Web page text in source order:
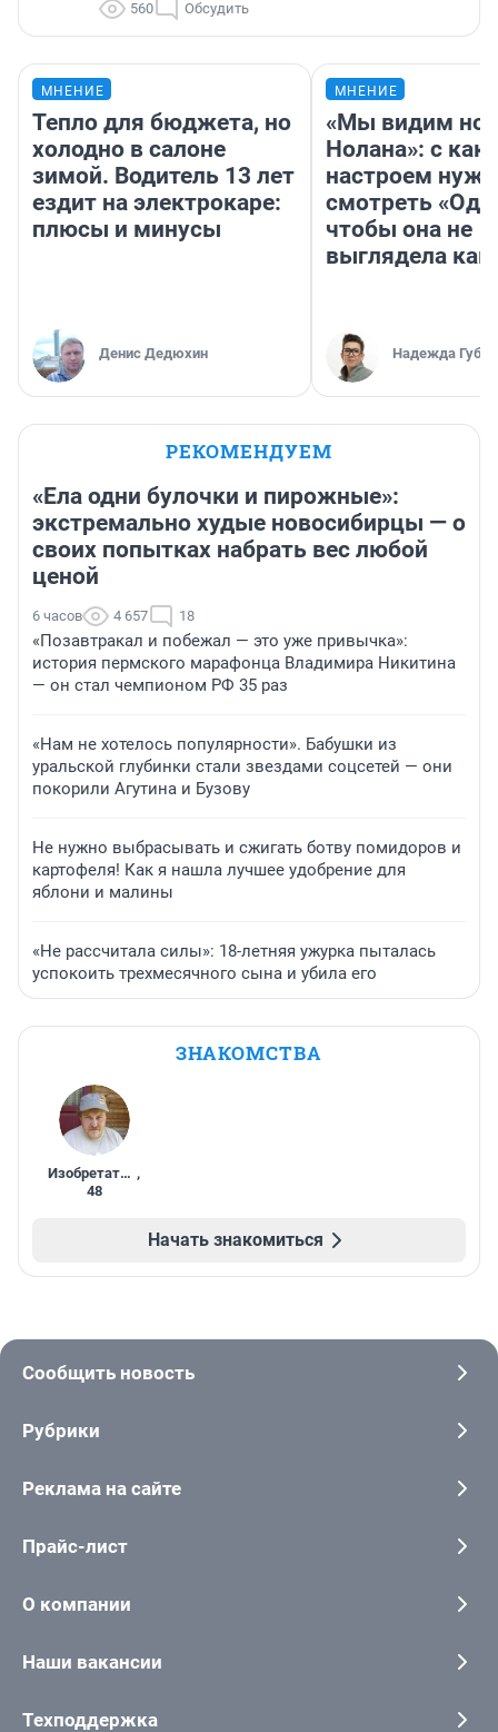
560 Обсудить
МНЕНИЕ
Тепло для бюджета, но
холодно в салоне
зимой. Водитель 13 лет
ездит на электрокаре:
плюсы и минусы
Денис Дедюхин
МНЕНИЕ
«Мы видим
Нолана»: с
настроем
смотреть
чтобы она не
выглядела как
Надежда
РЕКОМЕНДУЕМ
«Ела одни булочки и пирожные»:
экстремально худые новосибирцы — о
своих попытках набрать вес любой
ценой
6 часов 4 657 18
«Позавтракал и побежал — это уже привычка»:
история пермского марафонца Владимира Никитина
— он стал чемпионом РФ 35 раз
«Нам не хотелось популярности». Бабушки из
уральской глубинки стали звездами соцсетей — они
покорили Агутина и Бузову
Не нужно выбрасывать и сжигать ботву помидоров и
картофеля! Как я нашла лучшее удобрение для
яблони и малины
«Не рассчитала силы»: 18-летняя ужурка пыталась
успокоить трехмесячного сына и убила его
ЗНАКОМСТВА
Изобретатель ,
48
Начать знакомиться
Сообщить новость
Рубрики
Реклама на сайте
Прайс-лист
О компании
Наши вакансии
Техподдержка